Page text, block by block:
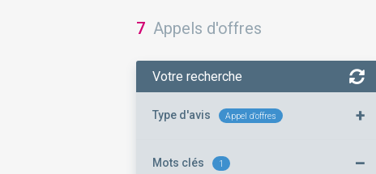
7 Appels d'offres
Votre recherche
Type d'avis Appel d'offres +
Mots clés 1 –